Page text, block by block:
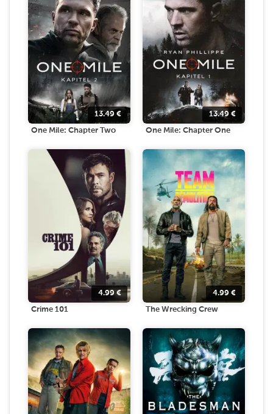
13.49 €
One Mile: Chapter Two
13.49 €
One Mile: Chapter One
4.99€
Crime 101
4.99 €
The Wrecking Crew